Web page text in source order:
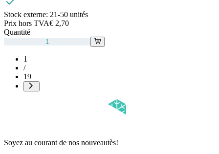
Stock externe: 21-50 unités
Prix hors TVA€ 2,70
Quantité
1
/
19
Soyez au courant de nos nouveautès!